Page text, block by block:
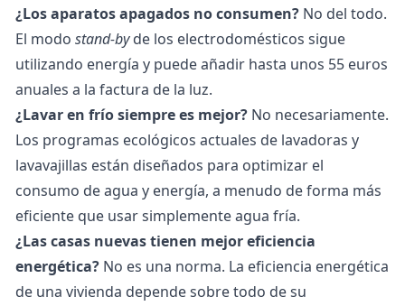
¿Los aparatos apagados no consumen? No del todo.
El modo stand-byde los electrodomésticos sigue
utilizando energía y puede añadir hasta unos 55 euros
anuales a la factura de la luz.
¿Lavar en frío siempre es mejor? No necesariamente.
Los programas ecológicos actuales de lavadoras y
lavavajillas están diseñados para optimizar el
consumo de agua y energía, a menudo de forma más
eficiente que usar simplemente agua fría.
¿Las casas nuevas tienen mejor eficiencia
energética? No es una norma. La eficiencia energética
de una vivienda depende sobre todo de su